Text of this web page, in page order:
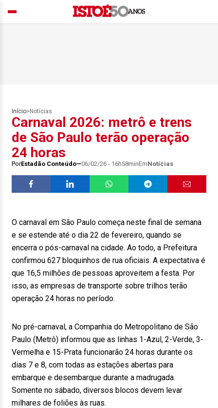
Início> Notícias
Carnaval 2026: metrô e trens
de São Paulo terão operação
24 horas
PorEstadão Conteúdo 06/02/26 - 16h58minEmNotícias
O carnaval em São Paulo começa neste final de semana
e se estende até o dia 22 de fevereiro, quando se
encerra o pós-carnaval na cidade. Ao todo, a Prefeitura
confirmou 627 bloquinhos de rua oficiais. A expectativa é
que 16,5 milhões de pessoas aproveitem a festa. Por
isso, as empresas de transporte sobre trilhos terão
operação 24 horas no período.
No pré-carnaval, a Companhia do Metropolitano de São
Paulo (Metrô) informou que as linhas 1-Azul, 2-Verde, 3-
Vermelha e 15-Prata funcionarão 24 horas durante os
dias 7 e 8, com todas as estações abertas para
embarque e desembarque durante a madrugada.
Somente no sábado, diversos blocos devem levar
milhares de foliões às ruas.